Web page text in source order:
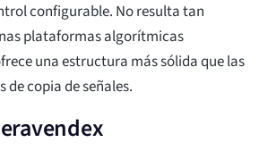
configurable. No resulta tan
plataformas algorítmicas
una estructura más sólida que las
copia de señales.